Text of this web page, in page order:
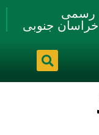
رسمی
جنوبی